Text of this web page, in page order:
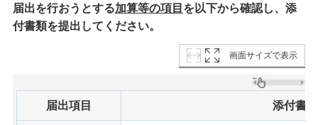
届出を行おうとする加算等の項目 を以下から確認し、添
付書類を提出してください。
画面サイズで表示
届出項目 添付書類